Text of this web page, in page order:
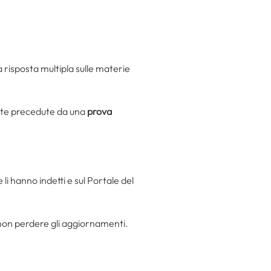
risposta multipla sulle materie
precedute da una prova
li hanno indetti e sul Portale del
perdere gli aggiornamenti.